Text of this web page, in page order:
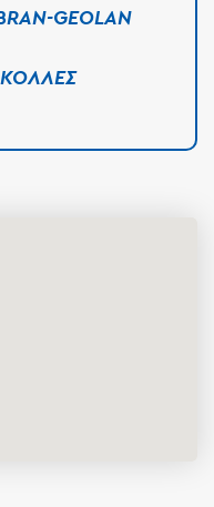
GEOLAN